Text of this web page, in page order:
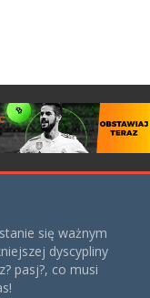
się ważnym
dyscypliny
pasj?, co musi